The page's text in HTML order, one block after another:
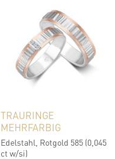
TRAURINGE
MEHRFARBIG
Edelstahl, Rotgold 585 (0,045
ct w/si)